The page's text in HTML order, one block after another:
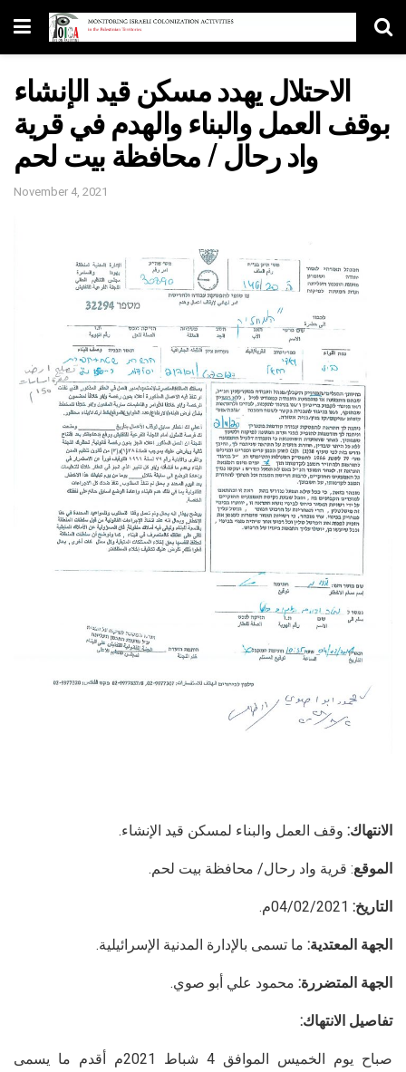
الاحتلال يهدد مسكن قيد الإنشاء
بوقف العمل والبناء والهدم في قرية
واد رحال / محافظة بيت لحم
November 4, 2021
الانتهاك: وقف العمل والبناء لمسكن قيد الإنشاء.
الموقع: قرية واد رحال/ محافظة بيت لحم.
التاريخ:
الجهة المعتدية: ما تسمى بالإدارة المدنية الإسرائيلية.
الجهة المتضررة: محمود علي أبو صوي.
تفاصيل الانتهاك:
صباح يوم الخميس الموافق 4 شباط 2021م أقدم ما يسمى